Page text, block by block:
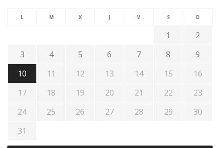
L M X J V S D
1
2
3
4 5 6 7 8
9
10
11 12 13 14 15
16
17
18 19 20 21 22
23
24
25 26 27 28 29
30
31